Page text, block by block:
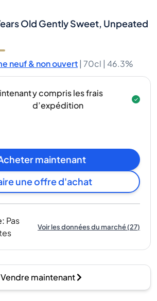
Old Gently Sweet, Unpeated
neuf & non ouvert | 70cl | 46.3%
y compris les frais
d’expédition
maintenant
une offre d'achat
: Pas
Voir les données du marché(27)
Vendre maintenant